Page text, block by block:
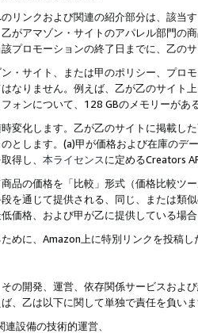
リンクおよび関連の紹介部分は、該当
がアマゾン・サイトのアパレル部門の
プロモーションの終了日までに、乙の
・サイト、または甲のポリシー、プロ
なりません。例えば、乙が乙のサイト
ォンについて、128 GBのメモリーがあ
変化します。乙が乙のサイトに掲載し
とします。(a)甲が価格および在庫の
得し、 本ライセンスに定めるCreators
品の価格を「比較」形式（価格比較ツ
を通じて提供される、同じ、または類
価格、および甲が乙に提供している場
めに、Amazon上に特別リンクを投稿
の開発、運営、依存関係サービスおよ
、乙は以下に関して単独で責任を負い
設備の技術的運営、